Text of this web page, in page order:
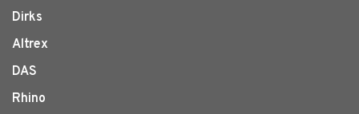
Dirks
Altrex
DAS
Rhino